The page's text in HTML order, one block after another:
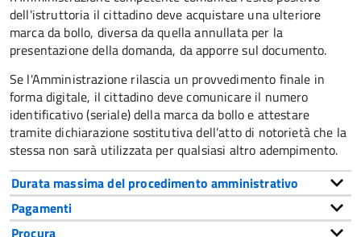
dell'istruttoria il cittadino deve acquistare una ulteriore
marca da bollo, diversa da quella annullata per la
presentazione della domanda, da apporre sul documento.
Se l'Amministrazione rilascia un provvedimento finale in
forma digitale, il cittadino devecomunicare il numero
identificativo (seriale) della marca da bollo e attestare
tramite dichiarazione sostitutiva dell’atto di notorietà che la
stessa non sarà utilizzata per qualsiasi altro adempimento.
Durata massima del procedimento amministrativo
Pagamenti
Procura